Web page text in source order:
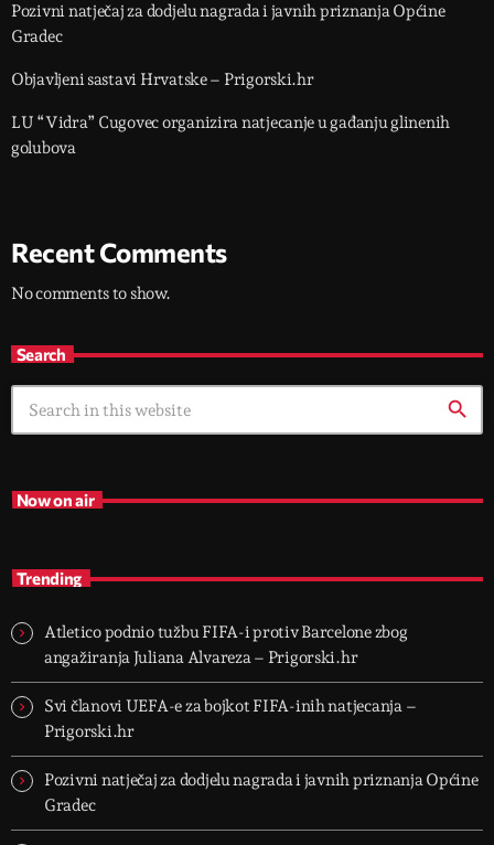
Pozivni natječaj za dodjelu nagrada i javnih priznanja Općine
Gradec
Objavljeni sastavi Hrvatske – Prigorski.hr
LU “Vidra” Cugovec organizira natjecanje u gađanju glinenih
golubova
Recent Comments
No comments to show.
Search
search
Now on air
Trending
Atletico podnio tužbu FIFA-i protiv Barcelone zbog
angažiranja Juliana Alvareza – Prigorski.hr
Svi članovi UEFA-e za bojkot FIFA-inih natjecanja –
Prigorski.hr
Pozivni natječaj za dodjelu nagrada i javnih priznanja Općine
Gradec